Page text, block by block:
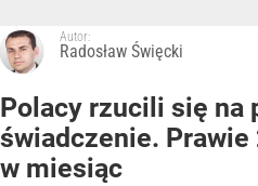
Autor:
Radosław Święcki
Polacy rzucili się na
świadczenie.
w miesiąc